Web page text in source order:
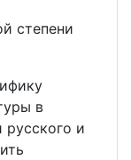
степени
в
русского и